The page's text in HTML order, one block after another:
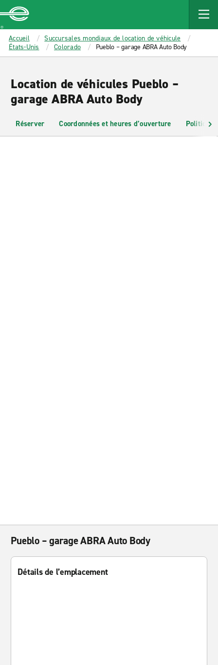
MAIN
CONTENT
Enterprise
Accueil
Succursales mondiaux de location de véhicule
États-Unis
Colorado Pueblo – garage ABRA Auto Body
Location de véhicules Pueblo –
garage ABRA Auto Body
Réserver Coordonnées et heures d’ouverture Politiques
Pueblo – garage ABRA Auto Body
Détails de l’emplacement